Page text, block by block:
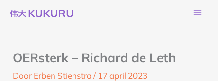
naar
OERsterk – Richard de Leth
Door Erben Stienstra/ 17 april 2023